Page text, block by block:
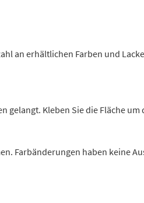
an erhältlichen Farben und
Kleben Sie die Fläche
Farbänderungen haben keine